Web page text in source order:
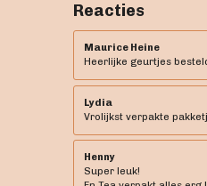
e
b
o
o
k
Reacties
Maurice Heine
Heerlijke geurtjes
Lydia
Vrolijkst verpakte
Henny
Super leuk!